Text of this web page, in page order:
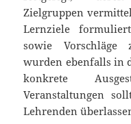
Zielgruppen
Lernziele
sowie Vorschläge
wurden ebenfalls in
konkrete
Veranstaltungen
Lehrenden